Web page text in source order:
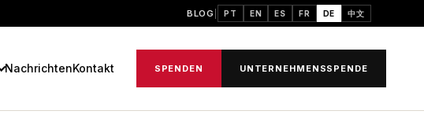
BLOG PT EN ES FR DE 中文
NachrichtenKontakt SPENDEN UNTERNEHMENSSPENDE